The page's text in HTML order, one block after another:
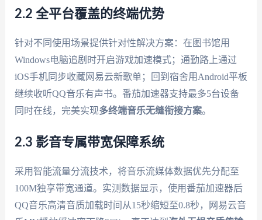
2.2 全平台覆盖的终端优势
针对不同使用场景提供针对性解决方案：在图书馆用
Windows电脑追剧时开启游戏加速模式；通勤路上通过
iOS手机同步收藏网易云新歌单；回到宿舍用Android平板
继续收听QQ音乐有声书。番茄加速器支持最多5台设备
同时在线，完美实现多终端音乐无缝衔接方案。
2.3 影音专属带宽保障系统
采用智能流量分流技术，将音乐流媒体数据优先分配至
100M独享带宽通道。实测数据显示，使用番茄加速器后
QQ音乐高清音质加载时间从15秒缩短至0.8秒，网易云音